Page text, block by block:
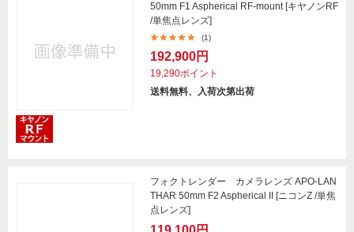
50mm F1 Aspherical RF-mount [キヤノンRF
/単焦点レンズ]
(1)
192,900円
19,290ポイント
送料無料、入荷次第出荷
フォクトレンダー カメラレンズ APO-LAN
THAR 50mm F2 Aspherical II [ニコンZ /単焦
点レンズ]